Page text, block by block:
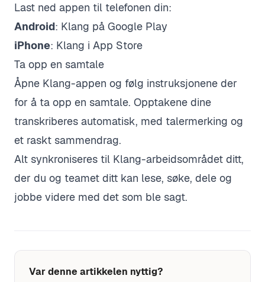
Last ned appen til telefonen din:
Android: Klang på Google Play
iPhone: Klang i App Store
Ta opp en samtale
Åpne Klang-appen og følg instruksjonene der
for å ta opp en samtale. Opptakene dine
transkriberes automatisk, med talermerking og
et raskt sammendrag.
Alt synkroniseres til Klang-arbeidsområdet ditt,
der du og teamet ditt kan lese, søke, dele og
jobbe videre med det som ble sagt.
Var denne artikkelen nyttig?